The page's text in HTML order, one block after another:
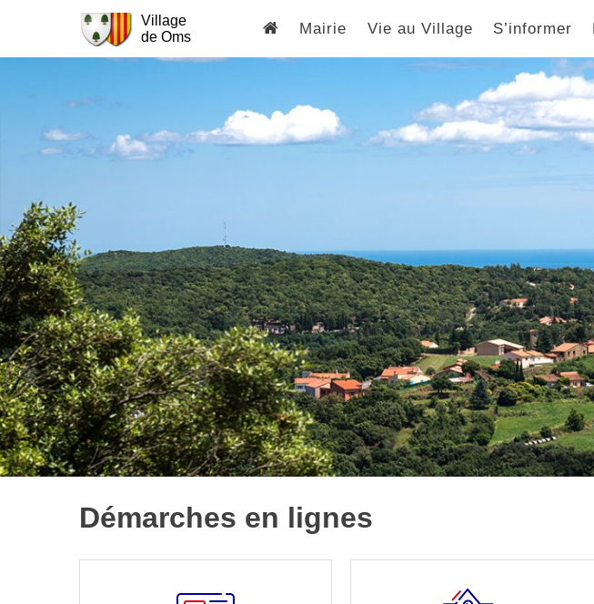
Village
de Oms
Mairie Vie au Village S’informer
Démarches en lignes